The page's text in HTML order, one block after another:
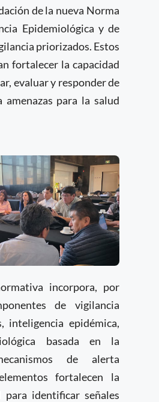
de la nueva Norma
Epidemiológica y de
priorizados. Estos
fortalecer la capacidad
evaluar y responder de
para la salud
incorpora, por
de vigilancia
inteligencia epidémica,
basada en la
de alerta
fortalecen la
para identificar señales